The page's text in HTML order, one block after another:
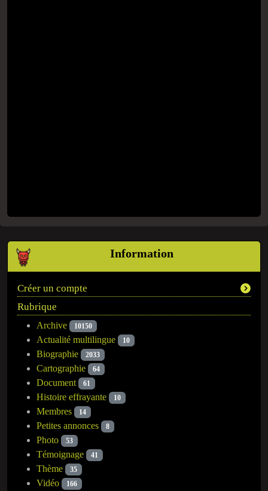
Information
Créer un compte
Rubrique
Archive 10150
Actualité multilingue 10
Biographie 2033
Cartographie 64
Document 61
Histoire effrayante 10
Membres 14
Petites annonces 8
Photo 53
Témoignage 41
Thème 35
Vidéo 166